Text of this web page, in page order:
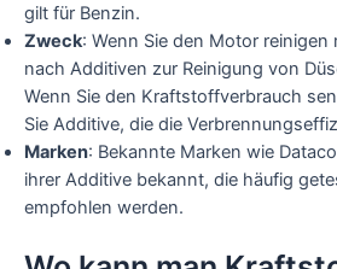
gilt für Benzin.
Zweck: Wenn Sie den Motor
nach Additiven zur Reinigung von
Wenn Sie den Kraftstoffverbrauch
Sie Additive, die die
Marken: Bekannte Marken wie
ihrer Additive bekannt, die häufig
empfohlen werden.